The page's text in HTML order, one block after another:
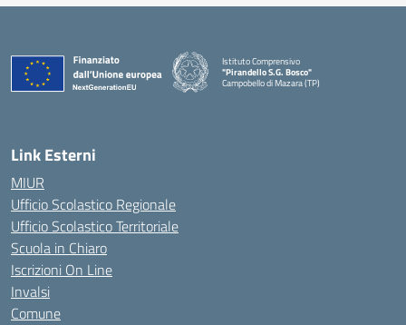
Istituto Comprensivo
"Pirandello S.G. Bosco"
Campobello di Mazara (TP)
— Visita la pagina iniziale della scuola
Link Esterni
MIUR
Ufficio Scolastico Regionale
Ufficio Scolastico Territoriale
Scuola in Chiaro
Iscrizioni On Line
Invalsi
Comune